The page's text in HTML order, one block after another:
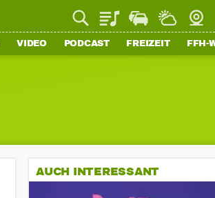
PlaylistStaupilotWetter
VIDEO PODCAST FREIZEIT FFH-
AUCH INTERESSANT